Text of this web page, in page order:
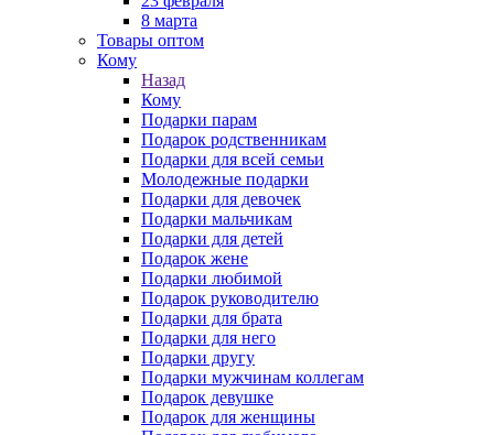
8 марта
Товары оптом
Кому
Назад
Кому
Подарки парам
Подарок родственникам
Подарки для всей семьи
Молодежные подарки
Подарки для девочек
Подарки мальчикам
Подарки для детей
Подарок жене
Подарки любимой
Подарок руководителю
Подарки для брата
Подарки для него
Подарки другу
Подарки мужчинам коллегам
Подарок девушке
Подарок для женщины